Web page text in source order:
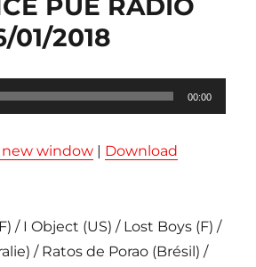
PUE RADIO
01/2018
00:00
new window | Download
/ I Object (US) / Lost Boys (F) /
/ Ratos de Porao (Brésil) /